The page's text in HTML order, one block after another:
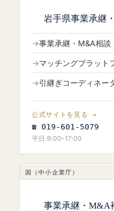
岩手県事業承継
事業承継・M&A相談
マッチングプラット
引継ぎコーディネー
公式サイトを見る →
☎ 019-601-5079
平日 9:00–17:00
国（中小企業庁）
事業承継・M&A